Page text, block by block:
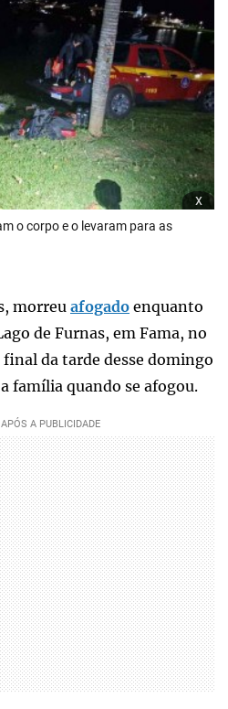
x
o corpo e o levaram para as
morreu afogado enquanto
de Furnas, em Fama, no
final da tarde desse domingo
família quando se afogou.